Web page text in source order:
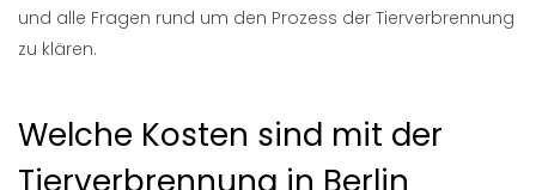
und alle Fragen rund um den Prozess der Tierverbrennung
zu klären.
Welche Kosten sind mit der